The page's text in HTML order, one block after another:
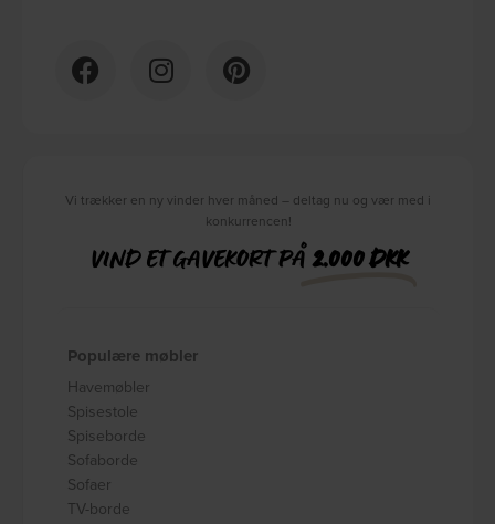
Vi trækker en ny vinder hver måned – deltag nu og vær med i
konkurrencen!
VIND ET GAVEKORT PÅ2.000 DKK
Populære møbler
Havemøbler
Spisestole
Spiseborde
Sofaborde
Sofaer
TV-borde